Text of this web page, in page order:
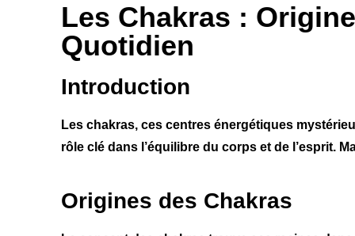
Les Chakras :
Quotidien
Introduction
Les chakras, ces centres énergétiques
rôle clé dans l’équilibre du corps et de l’esprit.
Origines des Chakras